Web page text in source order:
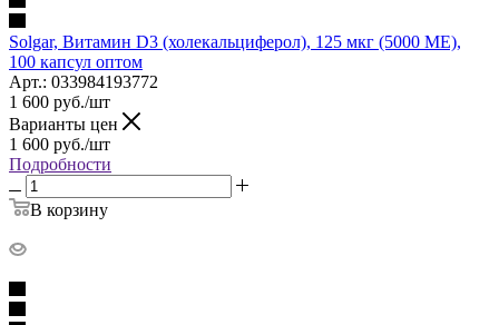
Solgar, Витамин D3 (холекальциферол), 125 мкг (5000 МЕ),
100 капсул оптом
Арт.: 033984193772
1 600 руб./шт
Варианты цен
1 600 руб./шт
Подробности
В корзину